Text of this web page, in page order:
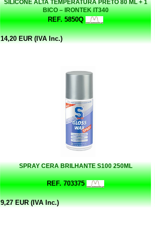
SILICONE ALTA TEMPERATURA PRETO 80 ML + 1
BICO – IRONTEK IT340
REF. 5850Q
14,20 EUR (IVA Inc.)
SPRAY CERA BRILHANTE S100 250ML
REF. 703375
9,27 EUR (IVA Inc.)